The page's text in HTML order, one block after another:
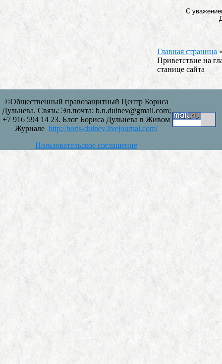
С
Главная страница
Приветствие на
станице сайта
©Общественный правозащитный Центр Бориса
Дульнева. Связь: Эл.почта: b.n.dulnev@gmail.com;
+7 916 594 14 23. Блог Бориса Дульнева в Живом
Журнале http://boris-dulnev.livejournal.com/
Пользовательское соглашение